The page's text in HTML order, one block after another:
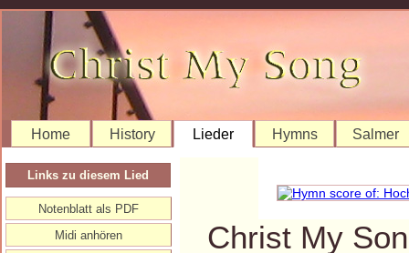
Home History Lieder Hymns Salmer
Christ My
Links zu diesem Lied
Notenblatt als PDF
Midi anhören